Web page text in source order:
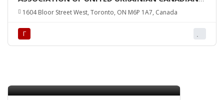
– TORONTO BRANCH
1604 Bloor Street West, Toronto, ON M6P 1A7, Canada
Г